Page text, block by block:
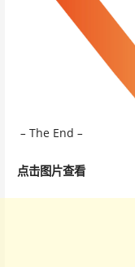
– The End –
点击图片查看